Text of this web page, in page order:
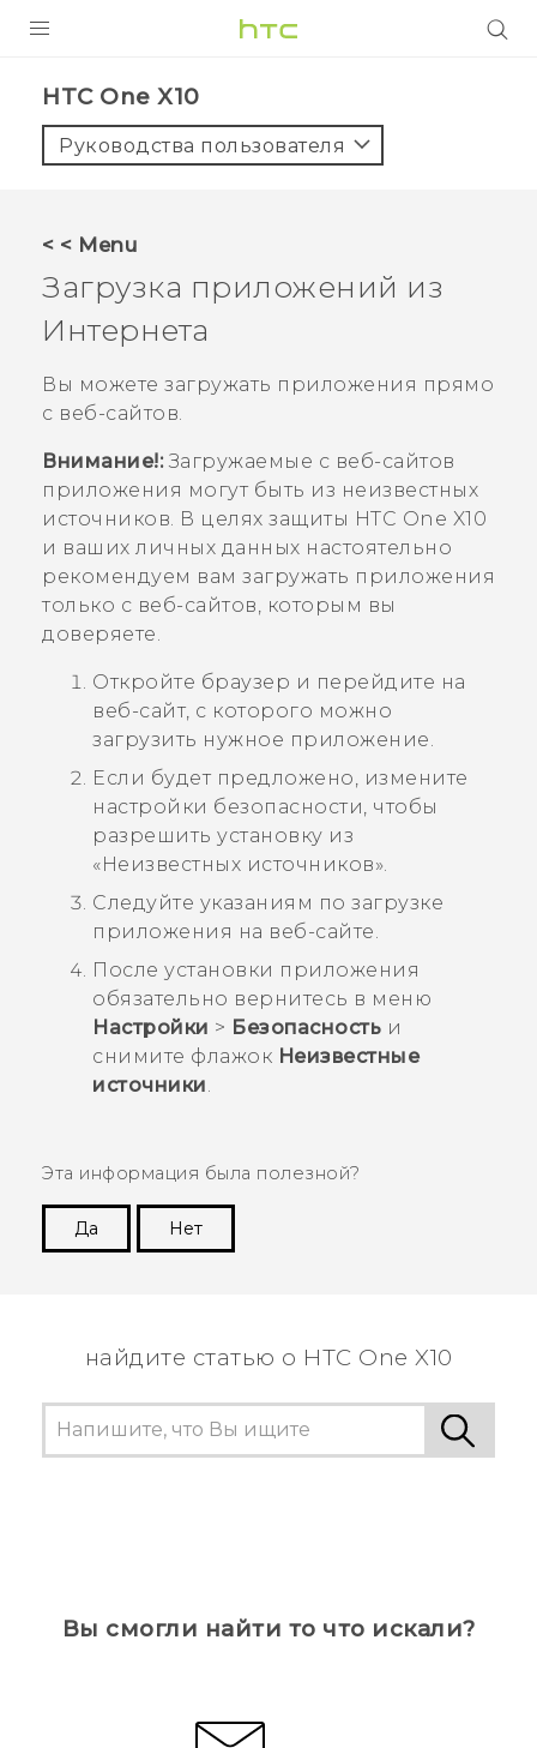
5G
VIVERSE
ПОДДЕРЖКА
HTC One X10‎
Руководства пользователя
< < Menu
Загрузка приложений из
Интернета
Вы можете загружать приложения прямо
с веб-сайтов.
Внимание!:Загружаемые с веб-сайтов
приложения могут быть из неизвестных
источников. В целях защиты HTC One X10
и ваших личных данных настоятельно
рекомендуем вам загружать приложения
только с веб-сайтов, которым вы
доверяете.
Откройте браузер и перейдите на
веб-сайт, с которого можно
загрузить нужное приложение.
Если будет предложено, измените
настройки безопасности, чтобы
разрешить установку из
«Неизвестных источников».
Следуйте указаниям по загрузке
приложения на веб-сайте.
После установки приложения
обязательно вернитесь в меню
Настройки > Безопасность и
снимите флажок Неизвестные
источники.
Эта информация была полезной?
Да
Нет
найдите статью о HTC One X10
Вы смогли найти то что искали?